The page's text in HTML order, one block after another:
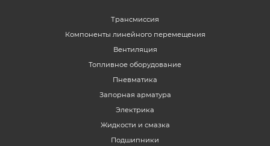
Трансмиссия
Компоненты линейного перемещения
Вентиляция
Топливное оборудование
Пневматика
Запорная арматура
Электрика
Жидкости и смазка
Подшипники